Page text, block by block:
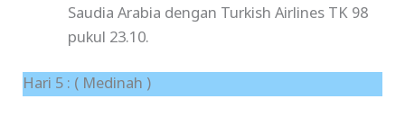
Saudia Arabia dengan Turkish Airlines TK 98
pukul 23.10.
Hari 5 : ( Medinah )